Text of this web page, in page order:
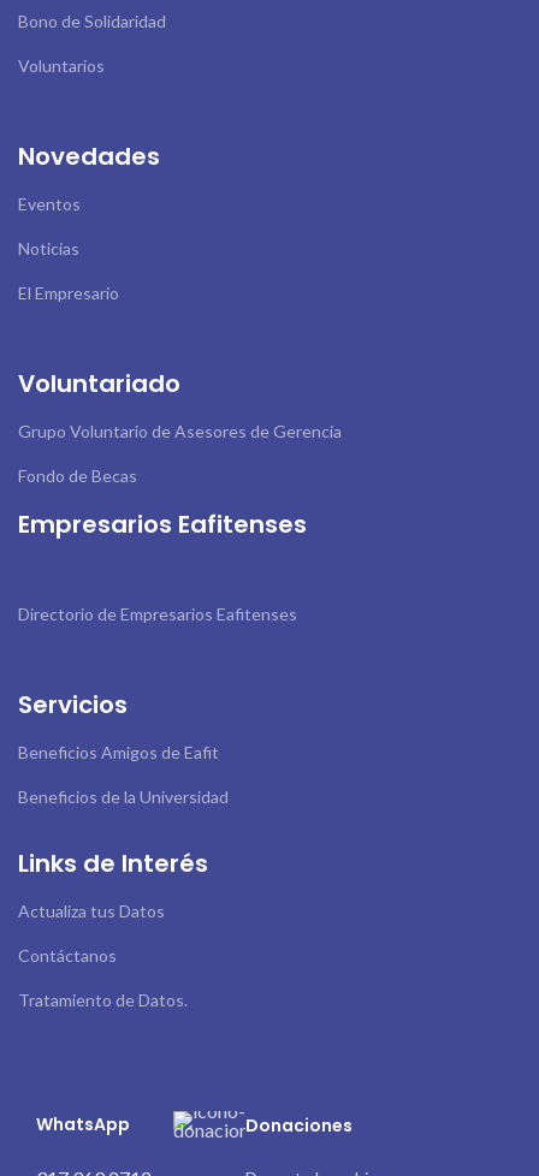
Bono de Solidaridad
Voluntarios
Novedades
Eventos
Noticias
El Empresario
Voluntariado
Grupo Voluntario de Asesores de Gerencia
Fondo de Becas
Empresarios Eafitenses
Directorio de Empresarios Eafitenses
Servicios
Beneficios Amigos de Eafit
Beneficios de la Universidad
Links de Interés
Actualiza tus Datos
Contáctanos
Tratamiento de Datos.
WhatsApp Donaciones